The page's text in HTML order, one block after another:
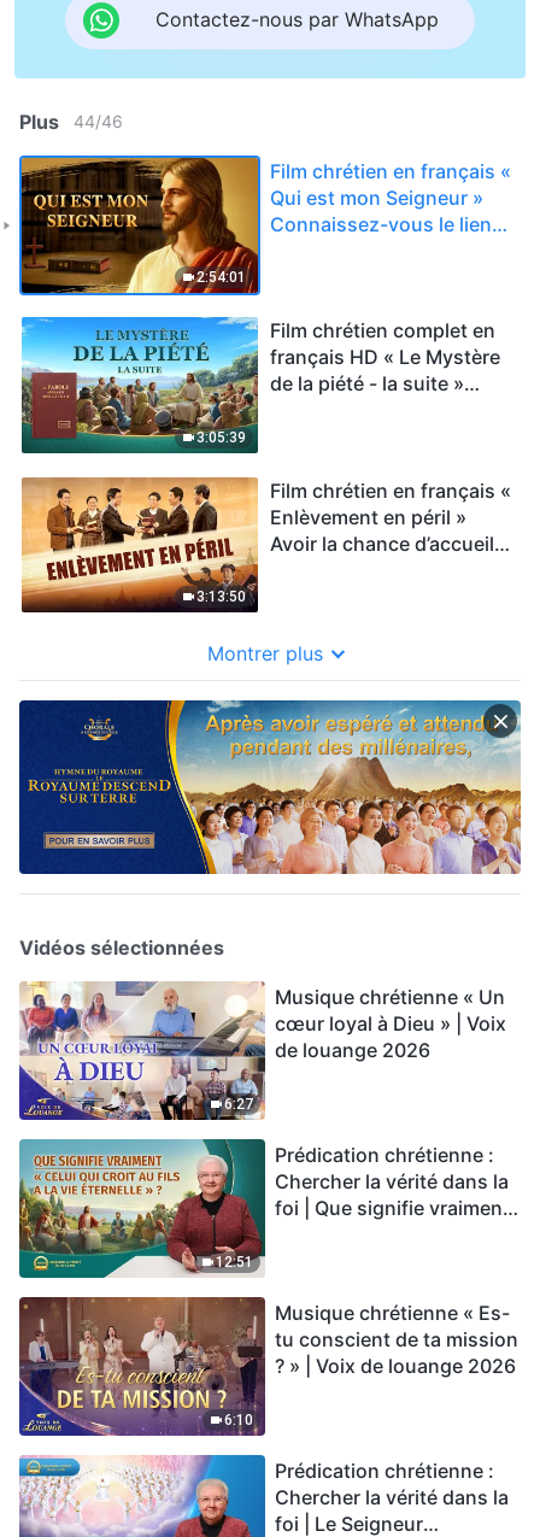
Contactez-nous par WhatsApp
Plus 44/46
2:54:01
Film chrétien en français «
Qui est mon Seigneur »
Connaissez-vous le lien
3:05:39
Film chrétien complet en
français HD « Le Mystère
de la piété - la suite »
3:13:50
Film chrétien en français «
Enlèvement en péril »
Avoir la chance d’accueillir
Montrer plus
Vidéos sélectionnées
6:27
Musique chrétienne « Un
cœur loyal à Dieu » | Voix
de louange 2026
12:51
Prédication chrétienne :
Chercher la vérité dans la
foi | Que signifie vraiment
6:10
Musique chrétienne « Es-
tu conscient de ta mission
? » | Voix de louange 2026
Prédication chrétienne :
Chercher la vérité dans la
foi | Le Seigneur